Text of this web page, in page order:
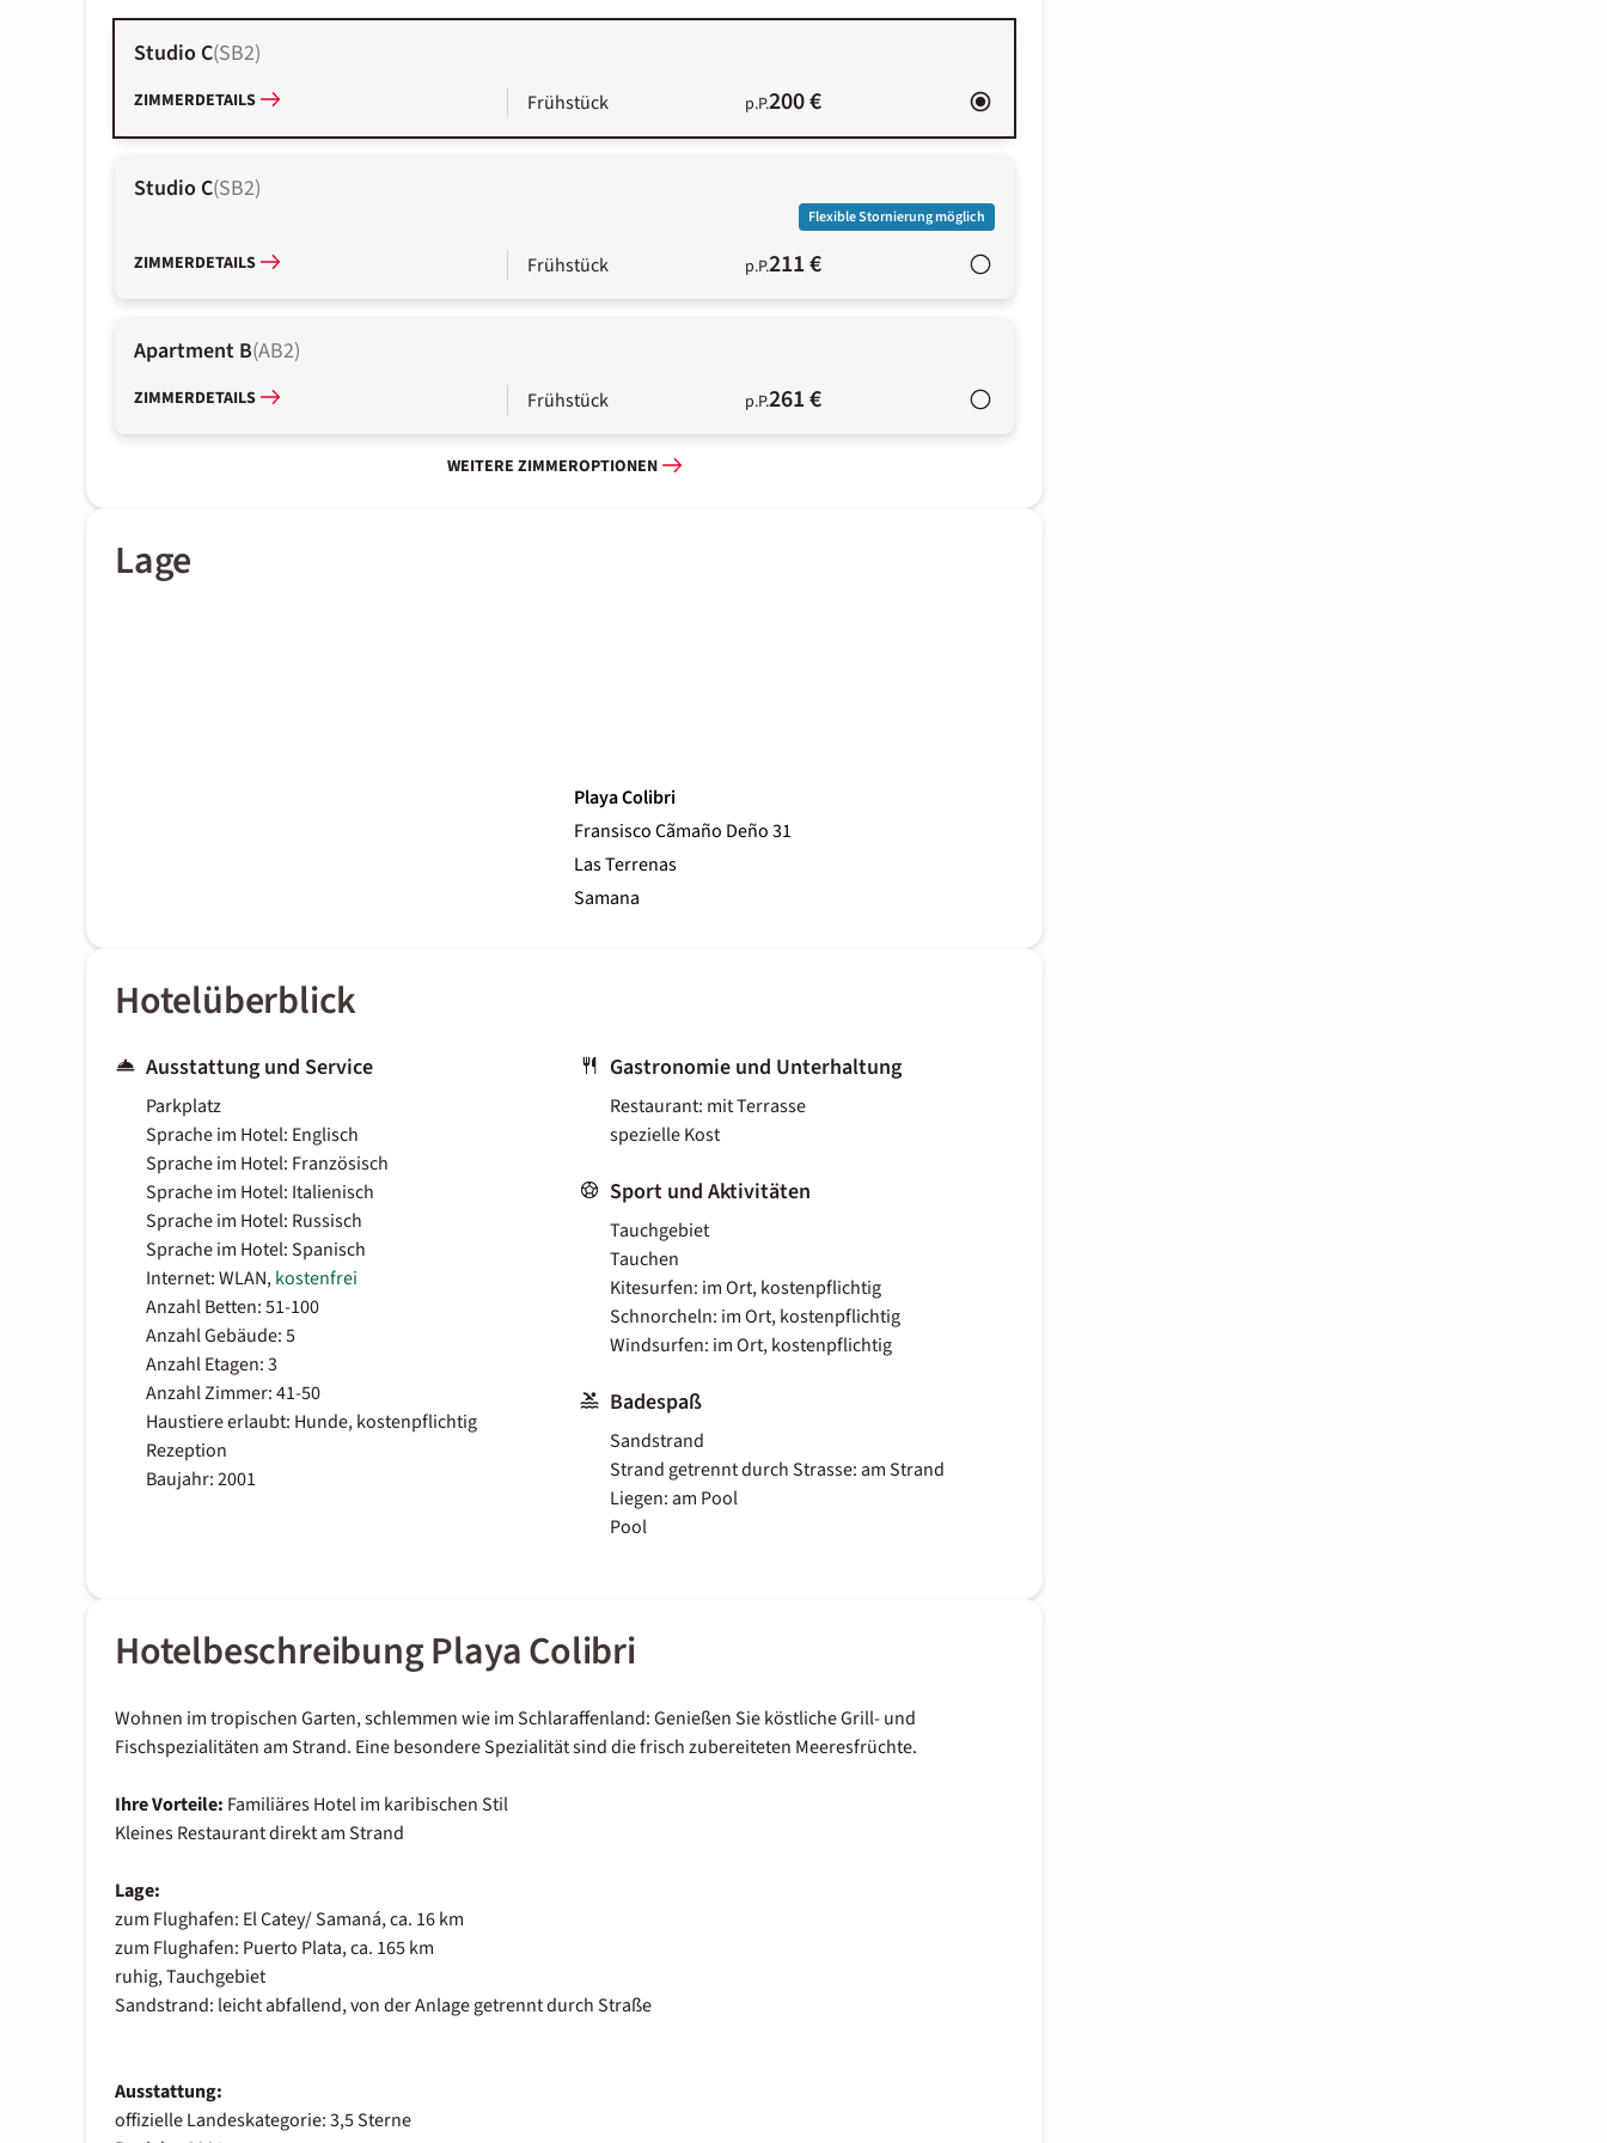
Studio C(SB2)
ZIMMERDETAILS Frühstück p.P.200 €
Studio C(SB2)
Flexible Stornierung möglich
ZIMMERDETAILS Frühstück p.P.211 €
Apartment B(AB2)
ZIMMERDETAILS Frühstück p.P.261 €
WEITERE ZIMMEROPTIONEN
Lage
Playa Colibri
Fransisco Cãmaño Deño 31
Las Terrenas
Samana
Hotelüberblick
Ausstattung und Service
Parkplatz
Sprache im Hotel: Englisch
Sprache im Hotel: Französisch
Sprache im Hotel: Italienisch
Sprache im Hotel: Russisch
Sprache im Hotel: Spanisch
Internet: WLAN,kostenfrei
Anzahl Betten: 51-100
Anzahl Gebäude: 5
Anzahl Etagen: 3
Anzahl Zimmer: 41-50
Haustiere erlaubt: Hunde, kostenpflichtig
Rezeption
Baujahr: 2001
Gastronomie und Unterhaltung
Restaurant: mit Terrasse
spezielle Kost
Sport und Aktivitäten
Tauchgebiet
Tauchen
Kitesurfen: im Ort, kostenpflichtig
Schnorcheln: im Ort, kostenpflichtig
Windsurfen: im Ort, kostenpflichtig
Badespaß
Sandstrand
Strand getrennt durch Strasse: am Strand
Liegen: am Pool
Pool
Hotelbeschreibung Playa Colibri
Wohnen im tropischen Garten, schlemmen wie im Schlaraffenland: Genießen Sie köstliche Grill- und
Fischspezialitäten am Strand. Eine besondere Spezialität sind die frisch zubereiteten Meeresfrüchte.
Ihre Vorteile: Familiäres Hotel im karibischen Stil
Kleines Restaurant direkt am Strand
Lage:
zum Flughafen: El Catey/ Samaná, ca. 16 km
zum Flughafen: Puerto Plata, ca. 165 km
ruhig, Tauchgebiet
Sandstrand: leicht abfallend, von der Anlage getrennt durch Straße
Ausstattung:
offizielle Landeskategorie: 3,5 Sterne